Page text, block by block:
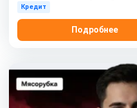
Кредит
Подробнее